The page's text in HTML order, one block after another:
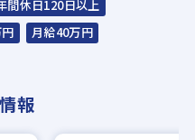
す。現在、在職中
ださい。
間休日120日以上
月給40万円
報